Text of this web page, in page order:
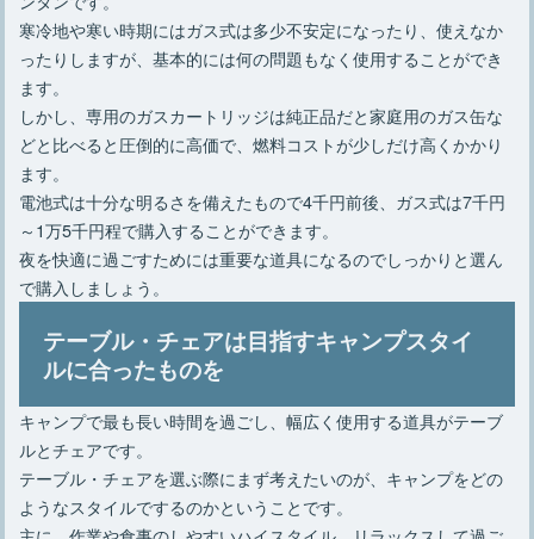
寒冷地や寒い時期にはガス式は多少不安定になったり、使えなか
ったりしますが、基本的には何の問題もなく使用することができ
ます。
しかし、専用のガスカートリッジは純正品だと家庭用のガス缶な
どと比べると圧倒的に高価で、燃料コストが少しだけ高くかかり
ます。
電池式は十分な明るさを備えたもので4千円前後、ガス式は7千円
～1万5千円程で購入することができます。
夜を快適に過ごすためには重要な道具になるのでしっかりと選ん
で購入しましょう。
テーブル・チェアは目指すキャンプスタイ
ルに合ったものを
キャンプで最も長い時間を過ごし、幅広く使用する道具がテーブ
ルとチェアです。
テーブル・チェアを選ぶ際にまず考えたいのが、キャンプをどの
ようなスタイルでするのかということです。